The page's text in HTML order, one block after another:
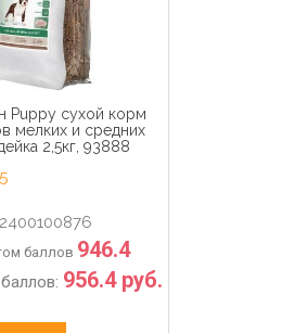
Puppy сухой корм
мелких и средних
2,5кг, 93888
баллов 946.4
956.4 руб.